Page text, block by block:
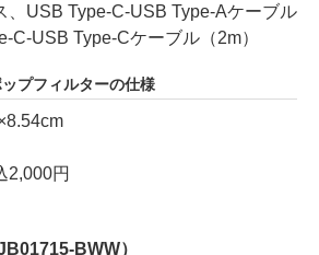
、USB Type-C-USB Type-Aケーブル
C-USB Type-Cケーブル（2m）
プフィルターの仕様
2,000円
BWW）